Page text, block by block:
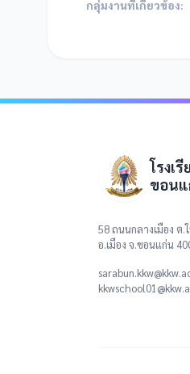
กลุ่มงานที่เกี่ยวข้อง:
โรงเรี
ขอน
58 ถนนกลางเมือง ต.
อ.เมือง จ.ขอนแก่น